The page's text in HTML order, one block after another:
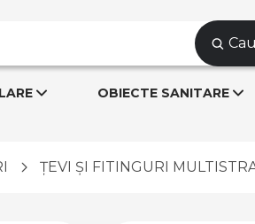
OBIECTE SANITARE
ȚEVI ȘI FITINGURI